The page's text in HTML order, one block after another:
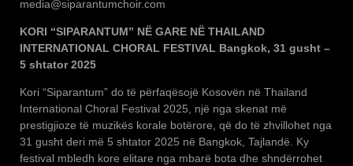
media@siparantumchoir.com
KORI “SIPARANTUM” NË GARE NË THAILAND
INTERNATIONAL CHORAL FESTIVAL Bangkok, 31 gusht –
5 shtator 2025
Kori “Siparantum” do të përfaqësojë Kosovën në Thailand
International Choral Festival 2025, një nga skenat më
prestigjioze të muzikës korale botërore, që do të zhvillohet nga
31 gusht deri më 5 shtator 2025 në Bangkok, Tajlandë. Ky
festival mbledh kore elitare nga mbarë bota dhe shndërrohet